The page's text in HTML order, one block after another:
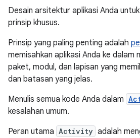
Desain arsitektur aplikasi Anda
prinsip khusus.
Prinsip yang paling penting adalah
memisahkan aplikasi Anda ke dalam
paket, modul, dan lapisan yang
dan batasan yang jelas.
Menulis semua kode Anda dalam
kesalahan umum.
Peran utama Activity adalah